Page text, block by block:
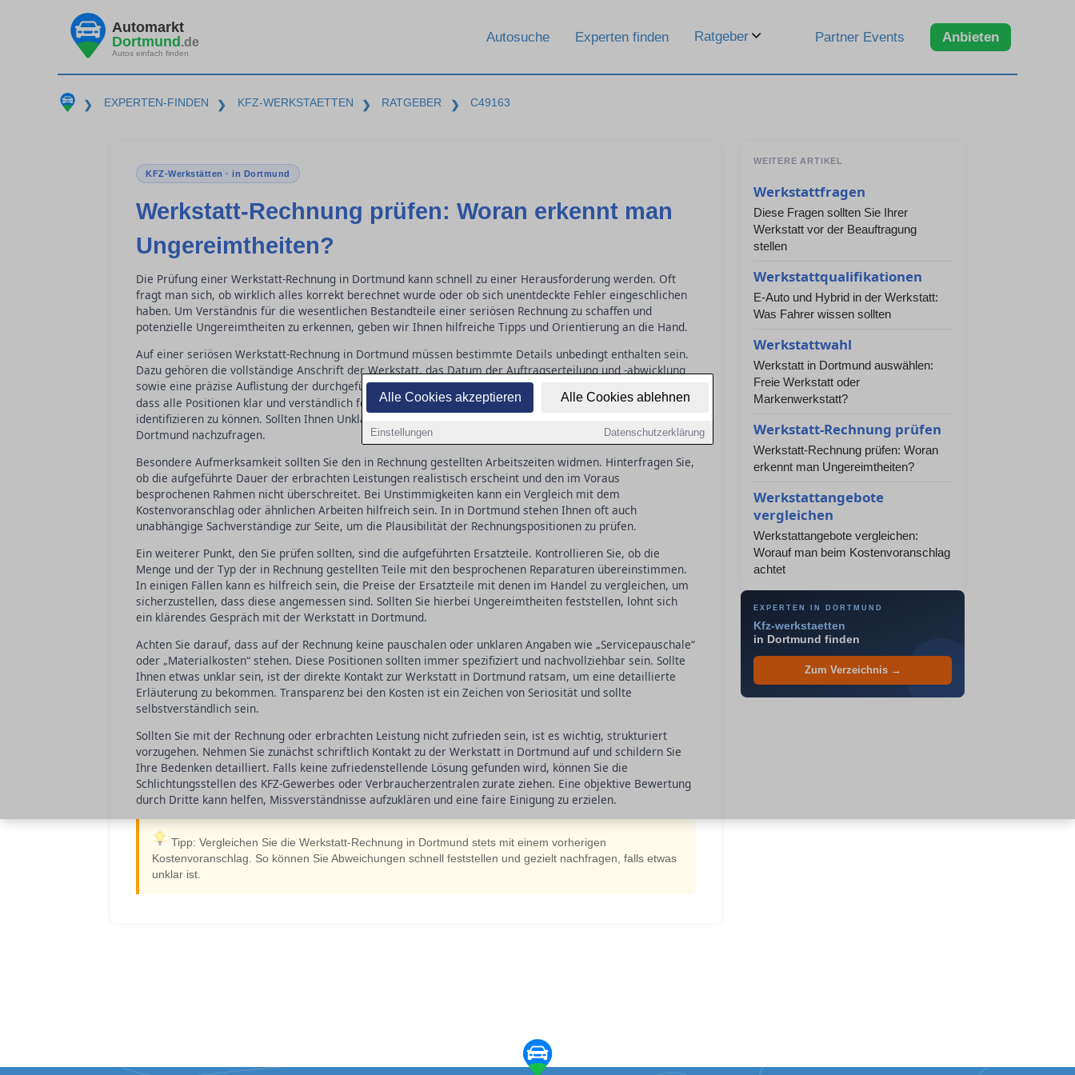
Alle Cookies akzeptieren Alle Cookies ablehnen
Einstellungen Datenschutzerklärung
Automarkt
Dortmund.de
Autos einfach finden
Autosuche Experten finden Ratgeber Partner Events Anbieten
❯ EXPERTEN-FINDEN ❯ KFZ-WERKSTAETTEN ❯ RATGEBER ❯ C49163
KFZ-Werkstätten · in Dortmund
Werkstatt-Rechnung prüfen: Woran erkennt man
Ungereimtheiten?
Die Prüfung einer Werkstatt-Rechnung in Dortmund kann schnell zu einer Herausforderung werden. Oft
fragt man sich, ob wirklich alles korrekt berechnet wurde oder ob sich unentdeckte Fehler eingeschlichen
haben. Um Verständnis für die wesentlichen Bestandteile einer seriösen Rechnung zu schaffen und
potenzielle Ungereimtheiten zu erkennen, geben wir Ihnen hilfreiche Tipps und Orientierung an die Hand.
Auf einer seriösen Werkstatt-Rechnung in Dortmund müssen bestimmte Details unbedingt enthalten sein.
Dazu gehören die vollständige Anschrift der Werkstatt, das Datum der Auftragserteilung und -abwicklung
sowie eine präzise Auflistung der durchgeführten Arbeiten und verwendeten
dass alle Positionen klar und verständlich formuliert sind, um mögliche Ungereimtheiten schnell
identifizieren zu können. Sollten Ihnen Unklarheiten auffallen, zögern Sie nicht, direkt in der Werkstatt in
Dortmund nachzufragen.
Besondere Aufmerksamkeit sollten Sie den in Rechnung gestellten Arbeitszeiten widmen. Hinterfragen Sie,
ob die aufgeführte Dauer der erbrachten Leistungen realistisch erscheint und den im Voraus
besprochenen Rahmen nicht überschreitet. Bei Unstimmigkeiten kann ein Vergleich mit dem
Kostenvoranschlag oder ähnlichen Arbeiten hilfreich sein. In in Dortmund stehen Ihnen oft auch
unabhängige Sachverständige zur Seite, um die Plausibilität der Rechnungspositionen zu prüfen.
Ein weiterer Punkt, den Sie prüfen sollten, sind die aufgeführten Ersatzteile. Kontrollieren Sie, ob die
Menge und der Typ der in Rechnung gestellten Teile mit den besprochenen Reparaturen übereinstimmen.
In einigen Fällen kann es hilfreich sein, die Preise der Ersatzteile mit denen im Handel zu vergleichen, um
sicherzustellen, dass diese angemessen sind. Sollten Sie hierbei Ungereimtheiten feststellen, lohnt sich
ein klärendes Gespräch mit der Werkstatt in Dortmund.
Achten Sie darauf, dass auf der Rechnung keine pauschalen oder unklaren Angaben wie „Servicepauschale“
oder „Materialkosten“ stehen. Diese Positionen sollten immer spezifiziert und nachvollziehbar sein. Sollte
Ihnen etwas unklar sein, ist der direkte Kontakt zur Werkstatt in Dortmund ratsam, um eine detaillierte
Erläuterung zu bekommen. Transparenz bei den Kosten ist ein Zeichen von Seriosität und sollte
selbstverständlich sein.
Sollten Sie mit der Rechnung oder erbrachten Leistung nicht zufrieden sein, ist es wichtig, strukturiert
vorzugehen. Nehmen Sie zunächst schriftlich Kontakt zu der Werkstatt in Dortmund auf und schildern Sie
Ihre Bedenken detailliert. Falls keine zufriedenstellende Lösung gefunden wird, können Sie die
Schlichtungsstellen des KFZ-Gewerbes oder Verbraucherzentralen zurate ziehen. Eine objektive Bewertung
durch Dritte kann helfen, Missverständnisse aufzuklären und eine faire Einigung zu erzielen.
Tipp: Vergleichen Sie die Werkstatt-Rechnung in Dortmund stets mit einem vorherigen
Kostenvoranschlag. So können Sie Abweichungen schnell feststellen und gezielt nachfragen, falls etwas
unklar ist.
WEITERE ARTIKEL
Werkstattfragen
Diese Fragen sollten Sie Ihrer
Werkstatt vor der Beauftragung
stellen
Werkstattqualifikationen
E-Auto und Hybrid in der Werkstatt:
Was Fahrer wissen sollten
Werkstattwahl
Werkstatt in Dortmund auswählen:
Freie Werkstatt oder
Markenwerkstatt?
Werkstatt-Rechnung prüfen
Werkstatt-Rechnung prüfen: Woran
erkennt man Ungereimtheiten?
Werkstattangebote
vergleichen
Werkstattangebote vergleichen:
Worauf man beim Kostenvoranschlag
achtet
EXPERTEN IN DORTMUND
Kfz-werkstaetten
in Dortmund finden
Zum Verzeichnis →